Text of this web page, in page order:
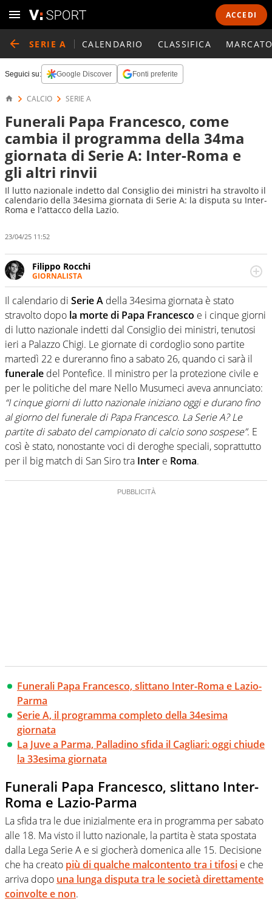
ACCEDI
SERIE A CALENDARIO CLASSIFICA
Seguici su: Google Discover Fonti preferite
CALCIO SERIE A
Funerali Papa Francesco, come
cambia il programma della 34ma
giornata di Serie A: Inter-Roma e
gli altri rinvii
Il lutto nazionale indetto dal Consiglio dei ministri ha stravolto il
calendario della 34esima giornata di Serie A: la disputa su Inter-
Roma e l'attacco della Lazio.
23/04/25 11:52
Filippo Rocchi
GIORNALISTA
Cresciuto tra una staccata di Alonso, un dritto di Federer
e un fade away di Kobe, il calcio ha la meglio. Ha seguito
diverse manifestazioni sportive e non. Ama scoprire
nuove storie e raccontarle.
Il calendario di Serie A della 34esima giornata è stato
stravolto dopo la morte di Papa Francesco e i cinque giorni
di lutto nazionale indetti dal Consiglio dei ministri, tenutosi
ieri a Palazzo Chigi. Le giornate di cordoglio sono partite
martedì 22 e dureranno fino a sabato 26, quando ci sarà il
funerale del Pontefice. Il ministro per la protezione civile e
per le politiche del mare Nello Musumeci aveva annunciato:
“I cinque giorni di lutto nazionale iniziano oggi e durano fino
al giorno del funerale di Papa Francesco. La Serie A? Le
partite di sabato del campionato di calcio sono sospese”. E
così è stato, nonostante voci di deroghe speciali, soprattutto
per il big match di San Siro tra Inter e Roma.
Funerali Papa Francesco, slittano Inter-Roma e Lazio-
Parma
Serie A, il programma completo della 34esima
giornata
La Juve a Parma, Palladino sfida il Cagliari: oggi chiude
la 33esima giornata
Funerali Papa Francesco, slittano Inter-
Roma e Lazio-Parma
La sfida tra le due inizialmente era in programma per sabato
alle 18. Ma visto il lutto nazionale, la partita è stata spostata
dalla Lega Serie A e si giocherà domenica alle 15. Decisione
che ha creato più di qualche malcontento tra i tifosi e che
arriva dopo una lunga disputa tra le società direttamente
coinvolte e non.